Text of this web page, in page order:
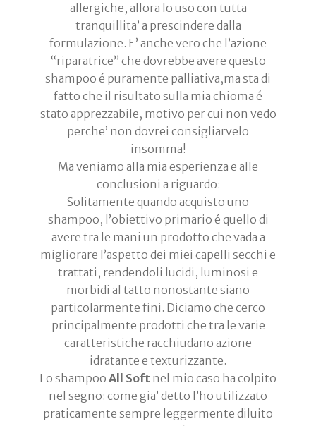
allergiche, allora lo uso con tutta
tranquillita’ a prescindere dalla
formulazione. E’ anche vero che l’azione
“riparatrice” che dovrebbe avere questo
shampoo é puramente palliativa,ma sta di
fatto che il risultato sulla mia chioma é
stato apprezzabile, motivo per cui non vedo
perche’ non dovrei consigliarvelo
insomma!
Ma veniamo alla mia esperienza e alle
conclusioni a riguardo:
Solitamente quando acquisto uno
shampoo, l’obiettivo primario é quello di
avere tra le mani un prodotto che vada a
migliorare l’aspetto dei miei capelli secchi e
trattati, rendendoli lucidi, luminosi e
morbidi al tatto nonostante siano
particolarmente fini. Diciamo che cerco
principalmente prodotti che tra le varie
caratteristiche racchiudano azione
idratante e texturizzante.
Lo shampoo All Soft nel mio caso ha colpito
nel segno: come gia’ detto l’ho utilizzato
praticamente sempre leggermente diluito